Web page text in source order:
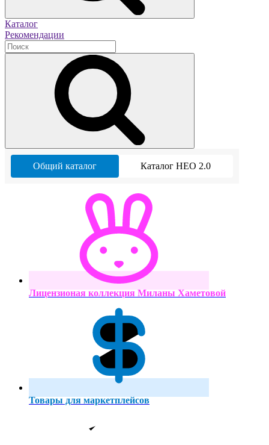
Каталог
Рекомендации
Общий каталог Каталог НЕО 2.0
Лицензионая коллекция Миланы Хаметовой
Товары для маркетплейсов